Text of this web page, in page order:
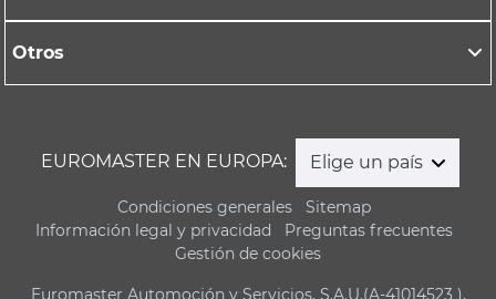
Otros
EUROMASTER EN EUROPA: Elige un país
Condiciones generales
Sitemap
Información legal y privacidad
Preguntas frecuentes
Gestión de cookies
Euromaster Automoción y Servicios, S.A.U.(A-41014523 ),